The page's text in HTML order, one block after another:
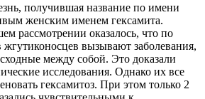
получившая название по имени
женским именем гексамита.
рассмотрении оказалось, что по
вызывают заболевания,
между собой. Это доказали
исследования. Однако их все
гексамитоз. При этом только 2